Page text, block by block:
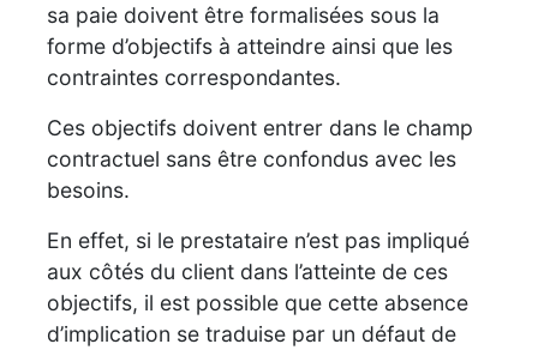
sa paie doivent être formalisées sous la
forme d’objectifs à atteindre ainsi que les
contraintes correspondantes.
Ces objectifs doivent entrer dans le champ
contractuel sans être confondus avec les
besoins.
En effet, si le prestataire n’est pas impliqué
aux côtés du client dans l’atteinte de ces
objectifs, il est possible que cette absence
d’implication se traduise par un défaut de